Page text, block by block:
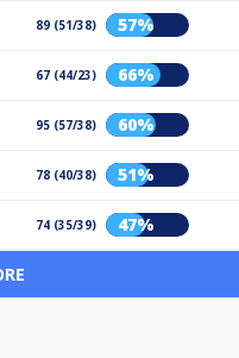
89 (51/38) 57%
67 (44/23) 66%
95 (57/38) 60%
78 (40/38) 51%
74 (35/39) 47%